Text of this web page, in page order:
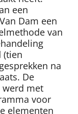
een
Dam een
van
(tien
na
De
werd met
voor
elementen